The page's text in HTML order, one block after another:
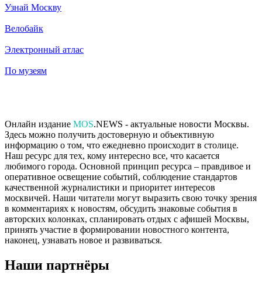
Узнай Москву
Велобайк
Электронный атлас
По музеям
Онлайн издание MOS.NEWS - актуальные новости Москвы.
Здесь можно получить достоверную и объективную
информацию о том, что ежедневно происходит в столице.
Наш ресурс для тех, кому интересно все, что касается
любимого города. Основной принцип ресурса – правдивое и
оперативное освещение событий, соблюдение стандартов
качественной журналистики и приоритет интересов
москвичей. Наши читатели могут выразить свою точку зрения
в комментариях к новостям, обсудить знаковые события в
авторских колонках, спланировать отдых с афишей Москвы,
принять участие в формировании новостного контента,
наконец, узнавать новое и развиваться.
Наши партнёры